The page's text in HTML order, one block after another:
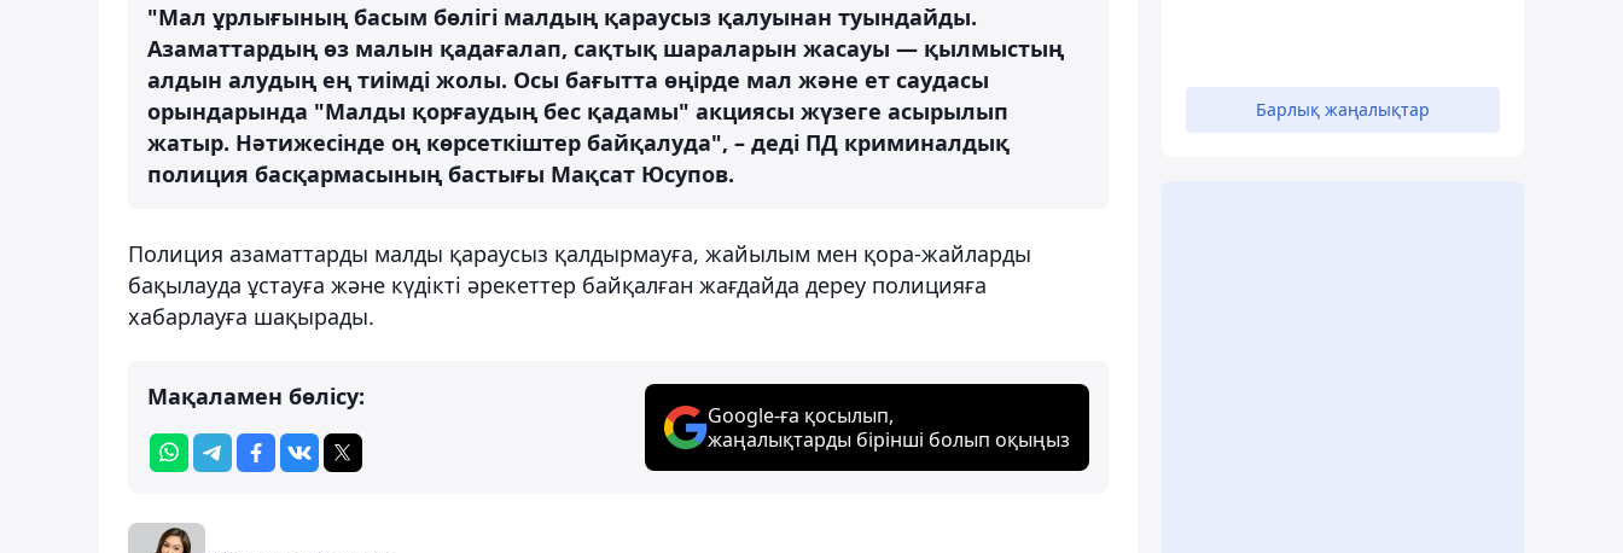
"Мал ұрлығының басым бөлігі малдың қараусыз қалуынан туындайды.
Азаматтардың өз малын қадағалап, сақтық шараларын жасауы — қылмыстың
алдын алудың ең тиімді жолы. Осы бағытта өңірде мал және ет саудасы
орындарында "Малды қорғаудың бес қадамы" акциясы жүзеге асырылып
жатыр. Нәтижесінде оң көрсеткіштер байқалуда", – деді ПД криминалдық
полиция басқармасының бастығы Мақсат Юсупов.
Полиция азаматтарды малды қараусыз қалдырмауға, жайылым мен қора-жайларды
бақылауда ұстауға және күдікті әрекеттер байқалған жағдайда дереу полицияға
хабарлауға шақырады.
Мақаламен бөлісу:
Google-ға қосылып,
жаңалықтарды бірінші болып оқыңыз
Барлық жаңалықтар